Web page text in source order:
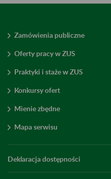
Zamówienia publiczne
Oferty pracy w ZUS
Praktyki i staże w ZUS
Konkursy ofert
Mienie zbędne
Mapa serwisu
Deklaracja dostępności